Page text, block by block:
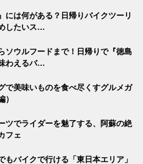
には何がある？日帰りバイクツーリ
したいス…
ソウルフードまで！日帰りで『徳島
わえるバ…
で美味いものを食べ尽くすグルメガ
ツでライダーを魅了する、阿蘇の絶
フェ
もバイクで行ける「東日本エリア」